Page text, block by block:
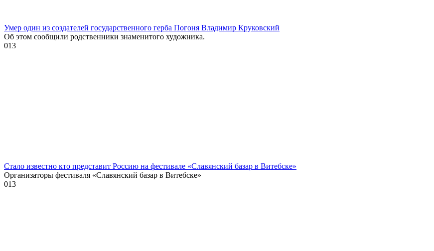
Умер один из создателей государственного герба Погоня Владимир Круковский
Об этом сообщили родственники знаменитого художника.
013
Стало известно кто представит Россию на фестивале «Славянский базар в Витебске»
Организаторы фестиваля «Славянский базар в Витебске»
013